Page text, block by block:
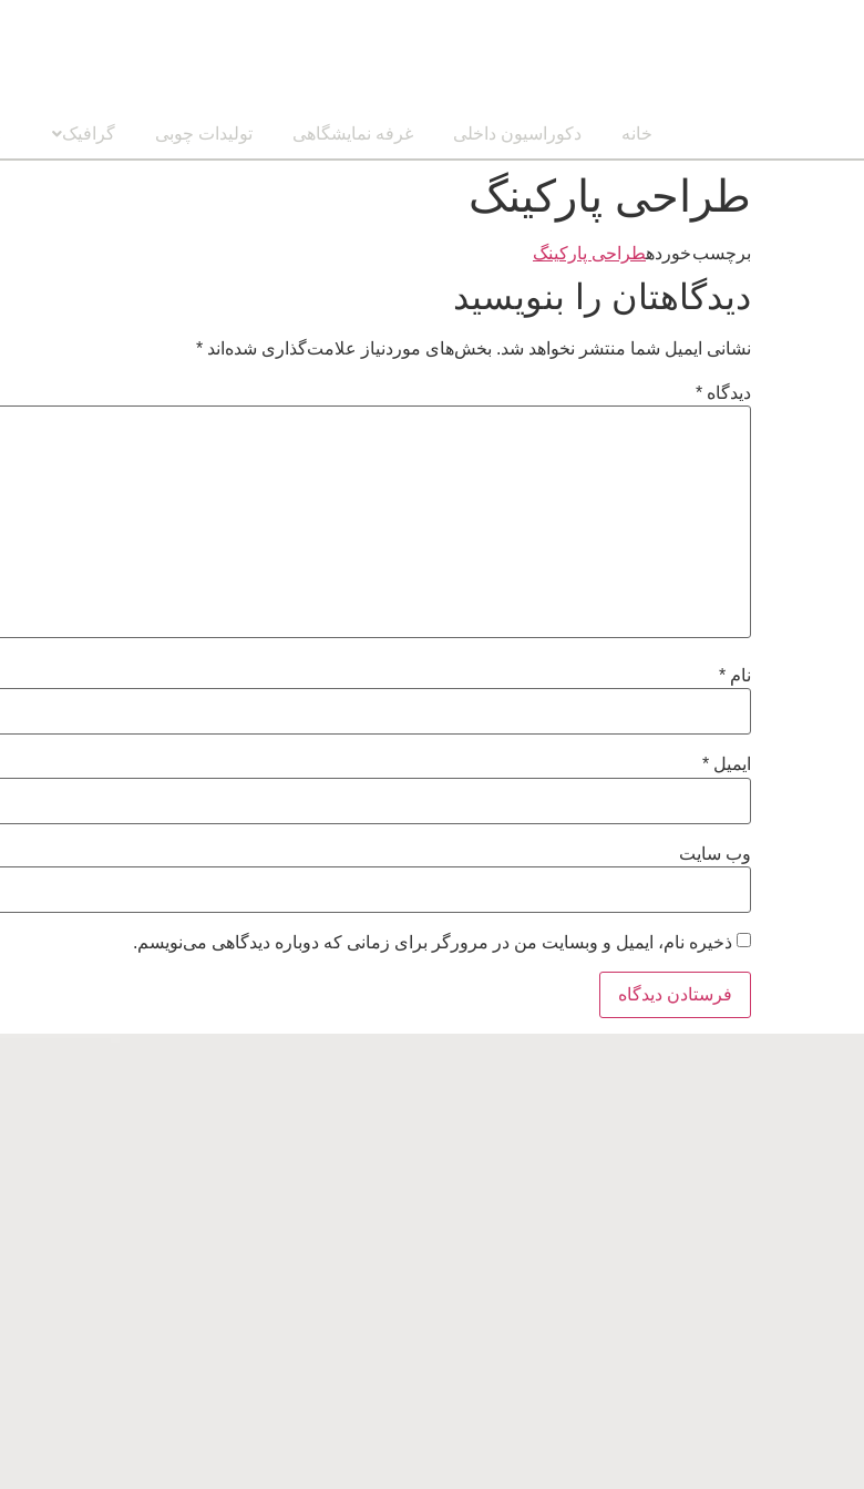
خانه دکوراسیون داخلی غرفه نمایشگاهی تولیدات چوبی گرافیک
طراحی پارکینگ
برچسب خوردهطراحی پارکینگ
دیدگاهتان را بنویسید
نشانی ایمیل شما منتشر نخواهد شد. بخش‌های موردنیاز علامت‌گذاری شده‌اند *
دیدگاه *
نام *
ایمیل *
وب‌ سایت
ذخیره نام، ایمیل و وبسایت من در مرورگر برای زمانی که دوباره دیدگاهی می‌نویسم.